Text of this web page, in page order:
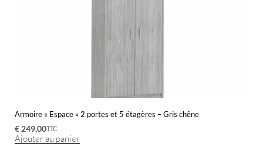
Armoire « Espace » 2 portes et 5 étagères – Gris chêne
€ 249,00TTC
Ajouter au panier